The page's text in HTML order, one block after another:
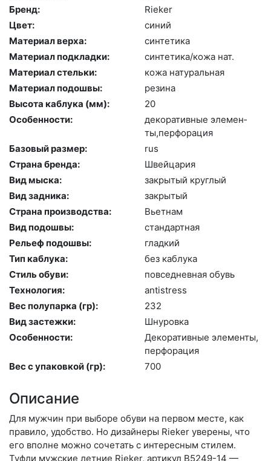
Бренд:
Ri­eker
Цвет:
си­ний
Материал верха:
син­те­тика
Материал подкладки:
син­те­тика/ко­жа нат.
Материал стельки:
ко­жа на­тураль­ная
Материал подошвы:
ре­зина
Высота каблука (мм):
20
Особенности:
де­кора­тив­ные эле­мен­
ты,пер­фо­рация
Базовый размер:
rus
Страна бренда:
Швей­ца­рия
Вид мыска:
зак­ры­тый круг­лый
Вид задника:
зак­ры­тый
Страна производства:
Вь­ет­нам
Вид подошвы:
стан­дарт­ная
Рельеф подошвы:
глад­кий
Тип каблука:
без каб­лу­ка
Стиль обуви:
пов­седнев­ная обувь
Технология:
an­tist­ress
Вес полупарка (гр):
232
Вид застежки:
Шну­ров­ка
Особенности:
Де­кора­тив­ные эле­мен­ты,
пер­фо­рация
Вес с упаковкой (гр):
700
Описание
Для мужчин при выборе обуви на первом месте, как
правило, удобство. Но дизайнеры Rieker уверены, что
его вполне можно сочетать с интересным стилем.
Туфли мужские летние Rieker, артикул B5249-14 —